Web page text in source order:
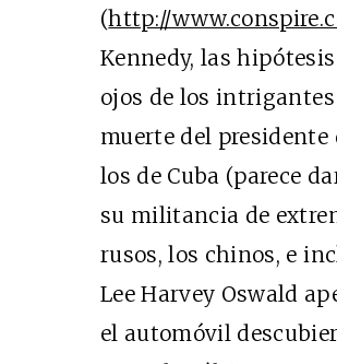
(http://
Kennedy, las
ojos de los
muerte del
los de Cuba (parece
su militancia de
rusos, los chinos, e
Lee Harvey Oswald
el automóvil